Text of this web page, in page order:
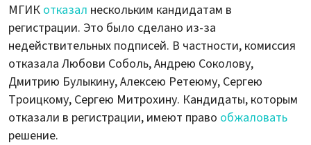
МГИК отказал нескольким кандидатам в
регистрации. Это было сделано из-за
недействительных подписей. В частности, комиссия
отказала Любови Соболь, Андрею Соколову,
Дмитрию Булыкину, Алексею Ретеюму, Сергею
Троицкому, Сергею Митрохину. Кандидаты, которым
отказали в регистрации, имеют право обжаловать
решение.